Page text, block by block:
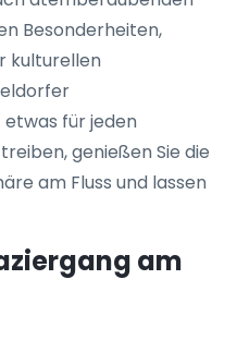
Besonderheiten,
kulturellen
für jeden
genießen Sie die
am Fluss und lassen
am